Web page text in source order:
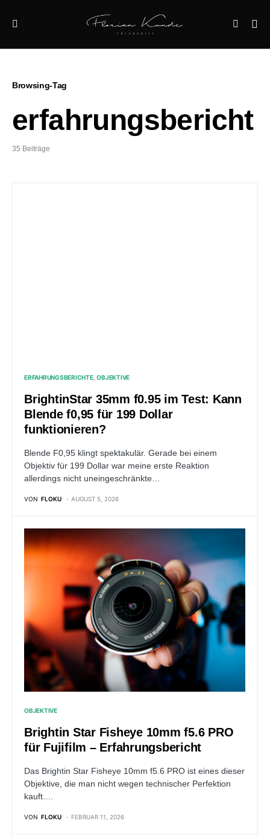
Browsing-Tag
erfahrungsbericht
35 Beiträge
ERFAHRUNGSBERICHTE OBJEKTIVE
BrightinStar 35mm f0.95 im Test: Kann
Blende f0,95 für 199 Dollar
funktionieren?
Blende F0,95 klingt spektakulär. Gerade bei einem
Objektiv für 199 Dollar war meine erste Reaktion
allerdings nicht uneingeschränkte…
VON FLOKU AUGUST 5, 2026
OBJEKTIVE
Brightin Star Fisheye 10mm f5.6 PRO
für Fujifilm – Erfahrungsbericht
Das Brightin Star Fisheye 10mm f5.6 PRO ist eines dieser
Objektive, die man nicht wegen technischer Perfektion
kauft.…
VON FLOKU FEBRUAR 11, 2026